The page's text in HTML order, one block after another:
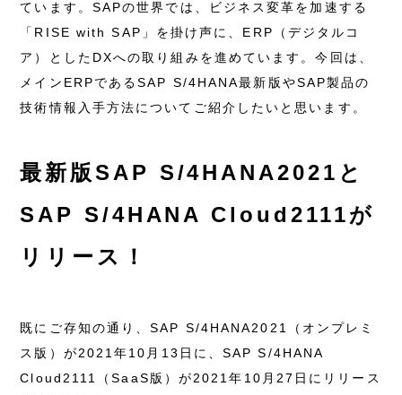
ています。SAPの世界では、ビジネス変革を加速する
「RISE with SAP」を掛け声に、ERP（デジタルコ
ア）としたDXへの取り組みを進めています。今回は、
メインERPであるSAP S/4HANA最新版やSAP製品の
技術情報入手方法についてご紹介したいと思います。
最新版SAP S/4HANA2021と
SAP S/4HANA Cloud2111が
リリース！
既にご存知の通り、SAP S/4HANA2021（オンプレミ
ス版）が2021年10月13日に、SAP S/4HANA
Cloud2111（SaaS版）が2021年10月27日にリリース